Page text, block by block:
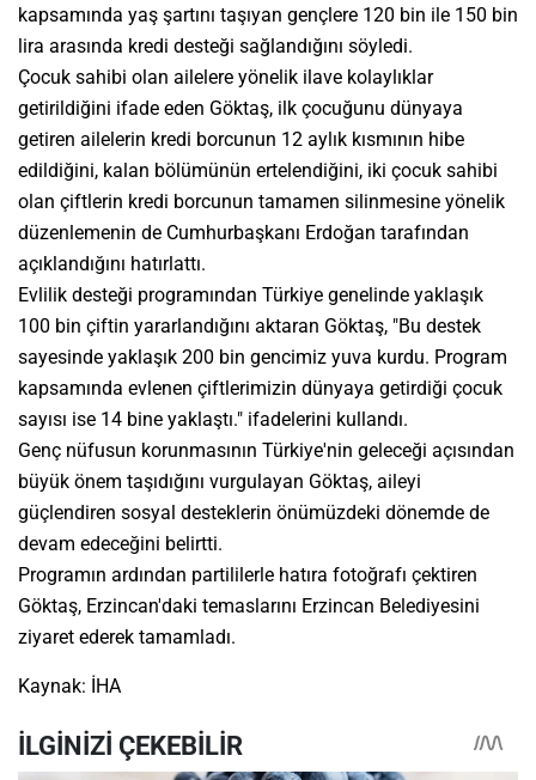
kapsamında yaş şartını taşıyan gençlere 120 bin ile 150 bin
lira arasında kredi desteği sağlandığını söyledi.
Çocuk sahibi olan ailelere yönelik ilave kolaylıklar
getirildiğini ifade eden Göktaş, ilk çocuğunu dünyaya
getiren ailelerin kredi borcunun 12 aylık kısmının hibe
edildiğini, kalan bölümünün ertelendiğini, iki çocuk sahibi
olan çiftlerin kredi borcunun tamamen silinmesine yönelik
düzenlemenin de Cumhurbaşkanı Erdoğan tarafından
açıklandığını hatırlattı.
Evlilik desteği programından Türkiye genelinde yaklaşık
100 bin çiftin yararlandığını aktaran Göktaş, "Bu destek
sayesinde yaklaşık 200 bin gencimiz yuva kurdu. Program
kapsamında evlenen çiftlerimizin dünyaya getirdiği çocuk
sayısı ise 14 bine yaklaştı." ifadelerini kullandı.
Genç nüfusun korunmasının Türkiye'nin geleceği açısından
büyük önem taşıdığını vurgulayan Göktaş, aileyi
güçlendiren sosyal desteklerin önümüzdeki dönemde de
devam edeceğini belirtti.
Programın ardından partililerle hatıra fotoğrafı çektiren
Göktaş, Erzincan'daki temaslarını Erzincan Belediyesini
ziyaret ederek tamamladı.
Kaynak: İHA